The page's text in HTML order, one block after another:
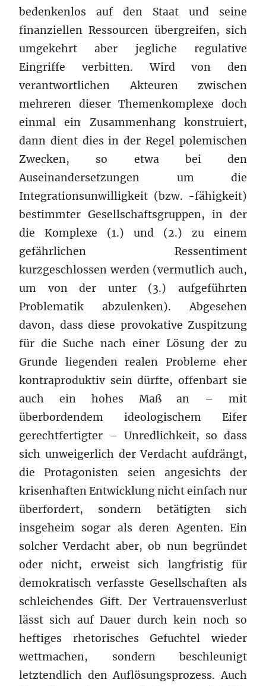
bedenkenlos auf den Staat und seine
finanziellen Ressourcen übergreifen, sich
umgekehrt aber jegliche regulative
Eingriffe verbitten. Wird von den
verantwortlichen Akteuren zwischen
mehreren dieser Themenkomplexe doch
einmal ein Zusammenhang konstruiert,
dann dient dies in der Regel polemischen
Zwecken, so etwa bei den
Auseinandersetzungen um die
Integrationsunwilligkeit (bzw. -fähigkeit)
bestimmter Gesellschaftsgruppen, in der
die Komplexe (1.) und (2.) zu einem
gefährlichen Ressentiment
kurzgeschlossen werden (vermutlich auch,
um von der unter (3.) aufgeführten
Problematik abzulenken). Abgesehen
davon, dass diese provokative Zuspitzung
für die Suche nach einer Lösung der zu
Grunde liegenden realen Probleme eher
kontraproduktiv sein dürfte, offenbart sie
auch ein hohes Maß an – mit
überbordendem ideologischem Eifer
gerechtfertigter – Unredlichkeit, so dass
sich unweigerlich der Verdacht aufdrängt,
die Protagonisten seien angesichts der
krisenhaften Entwicklung nicht einfach nur
überfordert, sondern betätigten sich
insgeheim sogar als deren Agenten. Ein
solcher Verdacht aber, ob nun begründet
oder nicht, erweist sich langfristig für
demokratisch verfasste Gesellschaften als
schleichendes Gift. Der Vertrauensverlust
lässt sich auf Dauer durch kein noch so
heftiges rhetorisches Gefuchtel wieder
wettmachen, sondern beschleunigt
letztendlich den Auflösungsprozess. Auch